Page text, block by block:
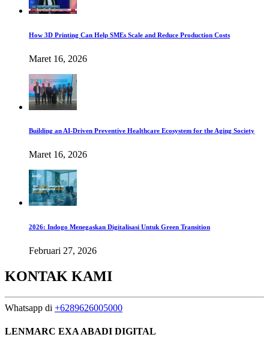
How 3D Printing Can Help SMEs Scale and Reduce Production Costs
Maret 16, 2026
Building an AI-Driven Preventive Healthcare Ecosystem for the Aging Society
Maret 16, 2026
2026: Indogo Menegaskan Digitalisasi Untuk Green Transition
Februari 27, 2026
KONTAK KAMI
Whatsapp di +6289626005000
LENMARC EXA ABADI DIGITAL